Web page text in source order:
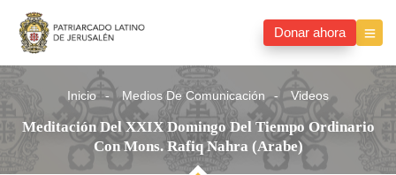
Donar ahora
Inicio Medios De Comunicación Videos
Meditación Del XXIX Domingo Del Tiempo Ordinario
Con Mons. Rafiq Nahra (Arabe)